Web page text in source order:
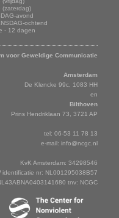
(zaterdag)
avond
ochtend
- 12 dagen
voor Geweldige Communicatie
Amsterdam
De Klencke 99c, 1083 HH
en
Bilthoven
Prins Hendriklaan 73, 3721 AP
tel: 06-53 11 78 13
e-mail: info@ncgc.nl
KvK Amsterdam: 34298546
identificatie nr: NL001295038B57
tnv: NCGC